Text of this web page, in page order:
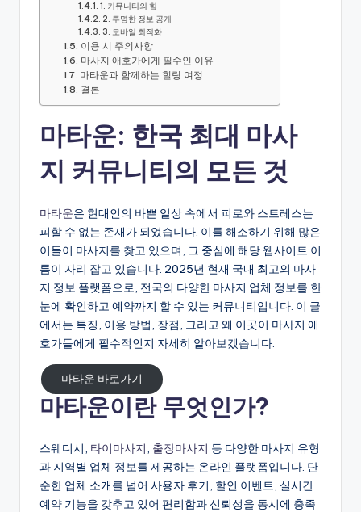
1. 커뮤니티의 힘
2. 투명한 정보 공개
3. 모바일 최적화
이용 시 주의사항
마사지 애호가에게 필수인 이유
마타운과 함께하는 힐링 여정
결론
마타운: 한국 최대 마사
지 커뮤니티의 모든 것
마타운은 현대인의 바쁜 일상 속에서 피로와 스트레스는
피할 수 없는 존재가 되었습니다. 이를 해소하기 위해 많은
이들이 마사지를 찾고 있으며, 그 중심에 해당 웹사이트 이
름이 자리 잡고 있습니다. 2025년 현재 국내 최고의 마사
지 정보 플랫폼으로, 전국의 다양한 마사지 업체 정보를 한
눈에 확인하고 예약까지 할 수 있는 커뮤니티입니다. 이 글
에서는 특징, 이용 방법, 장점, 그리고 왜 이곳이 마사지 애
호가들에게 필수적인지 자세히 알아보겠습니다.
마타운 바로가기
마타운이란 무엇인가?
스웨디시, 타이마사지, 출장마사지 등 다양한 마사지 유형
과 지역별 업체 정보를 제공하는 온라인 플랫폼입니다. 단
순한 업체 소개를 넘어 사용자 후기, 할인 이벤트, 실시간
예약 기능을 갖추고 있어 편리함과 신뢰성을 동시에 충족